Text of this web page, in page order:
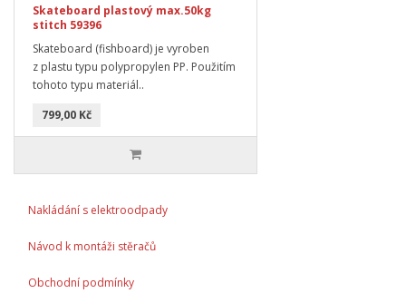
Skateboard plastový max.50kg
stitch 59396
Skateboard (fishboard) je vyroben
z plastu typu polypropylen PP. Použitím
tohoto typu materiál..
799,00 Kč
Nakládání s elektroodpady
Návod k montáži stěračů
Obchodní podmínky